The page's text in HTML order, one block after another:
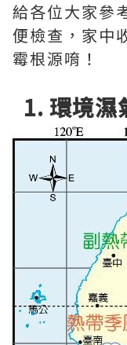
給各位大家參
便檢查，家中
霉根源唷！
1. 環境濕